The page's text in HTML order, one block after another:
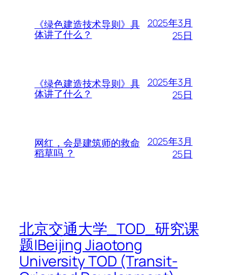
《绿色建造技术导则》具
体讲了什么？
2025年3月
25日
《绿色建造技术导则》具
体讲了什么？
2025年3月
25日
网红，会是建筑师的救命
稻草吗 ？
2025年3月
25日
北京交通大学_TOD_研究课
题|Beijing Jiaotong
University TOD (Transit-